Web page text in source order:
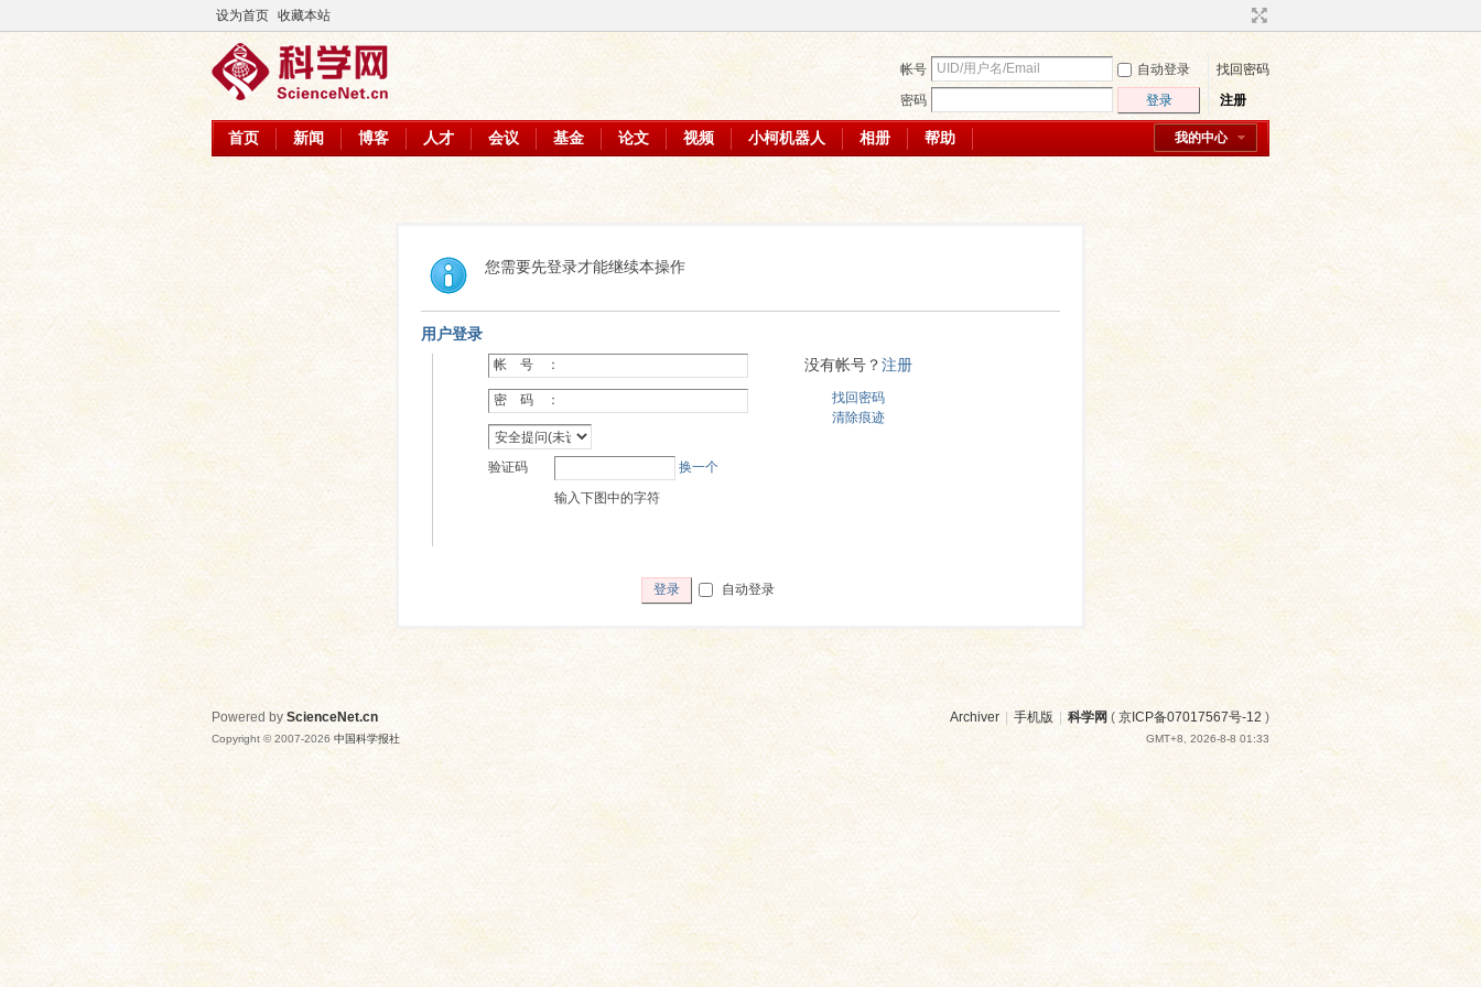
设为首页 收藏本站
帐号 自动登录
找回密码
密码
登录 注册
我的中心
首页 新闻 博客 人才 会议 基金 论文 视频 小柯机器人 相册 帮助
您需要先登录才能继续本操作
用户登录
帐 号 ：
密 码 ：
验证码
换一个
输入下图中的字符
没有帐号？注册
找回密码
清除痕迹
登录 自动登录
Archiver | 手机版 | 科学网 ( 京ICP备07017567号-12)
GMT+8, 2026-8-8 01:33
Powered by ScienceNet.cn
Copyright © 2007-2026 中国科学报社